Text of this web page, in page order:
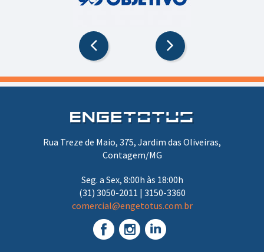
Rua Treze de Maio, 375, Jardim das Oliveiras,
Contagem/MG
Seg. a Sex, 8:00h às 18:00h
(31) 3050-2011 | 3150-3360
comercial@engetotus.com.br